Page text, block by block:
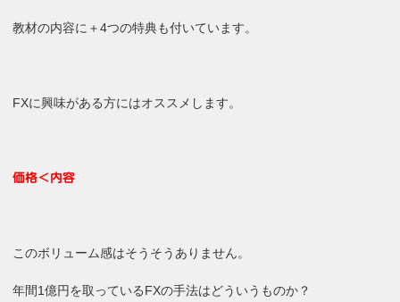
教材の内容に＋4つの特典も付いています。
FXに興味がある方にはオススメします。
価格＜内容
このボリューム感はそうそうありません。
年間1億円を取っているFXの手法はどういうものか？